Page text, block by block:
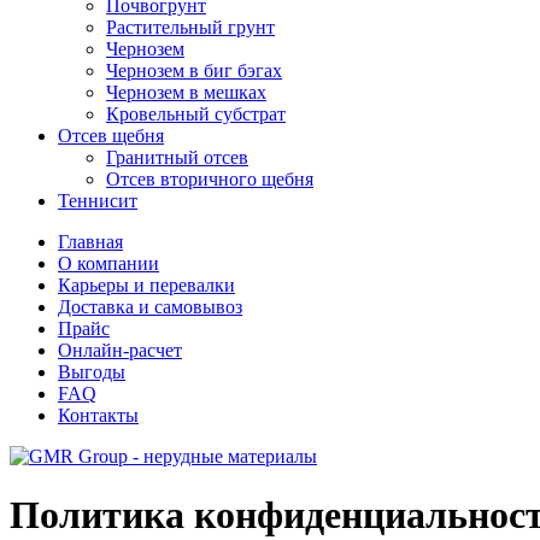
Почвогрунт
Растительный грунт
Чернозем
Чернозем в биг бэгах
Чернозем в мешках
Кровельный субстрат
Отсев щебня
Гранитный отсев
Отсев вторичного щебня
Теннисит
Главная
О компании
Карьеры и перевалки
Доставка и самовывоз
Прайс
Онлайн-расчет
Выгоды
FAQ
Контакты
Политика